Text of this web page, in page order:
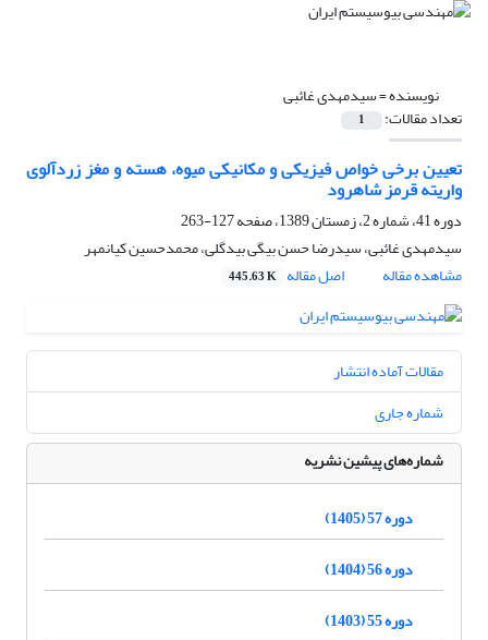
نویسنده =سیدمهدی غائبی
تعداد مقالات: 1
تعیین برخی خواص فیزیکی و مکانیکی میوه، هسته و مغز زردآلوی
واریته قرمز شاهرود
دوره 41، شماره 2، زمستان 1389، صفحه
127-263
سیدمهدی غائبی، سیدرضا حسن بیگی بیدگلی، محمدحسین کیانمهر
مشاهده مقاله
اصل مقاله 445.63 K
مقالات آماده انتشار
شماره جاری
شماره‌های پیشین نشریه
دوره 57 (1405)
دوره 56 (1404)
دوره 55 (1403)